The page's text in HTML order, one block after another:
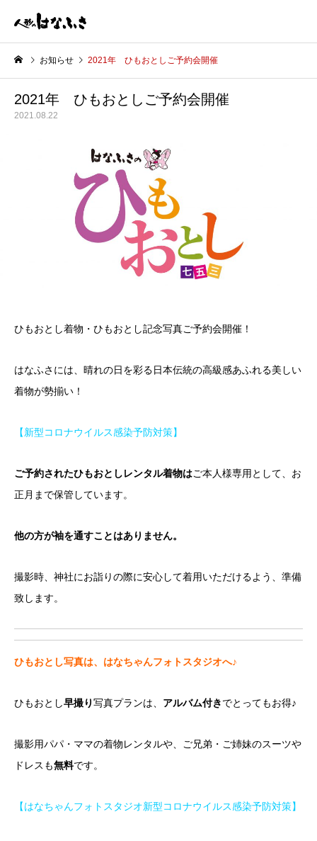
お知らせ 2021年 ひもおとしご予約会開催
2021年 ひもおとしご予約会開催
2021.08.22
ひもおとし着物・ひもおとし記念写真ご予約会開催！
はなふさには、晴れの日を彩る日本伝統の高級感あふれる美しい
着物が勢揃い！
【新型コロナウイルス感染予防対策】
ご予約されたひもおとしレンタル着物はご本人様専用として、お
正月まで保管しています。
他の方が袖を通すことはありません。
撮影時、神社にお詣りの際に安心して着用いただけるよう、準備
致します。
ひもおとし写真は、はなちゃんフォトスタジオへ♪
ひもおとし早撮り写真プランは、 アルバム付きでとってもお得♪
撮影用パパ・ママの着物レンタルや、ご兄弟・ご姉妹のスーツや
ドレスも無料です。
【はなちゃんフォトスタジオ新型コロナウイルス感染予防対策】